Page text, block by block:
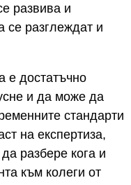
развива и
се разглеждат и
е достатъчно
и да може да
стандарти
на експертиза,
разбере кога и
към колеги от